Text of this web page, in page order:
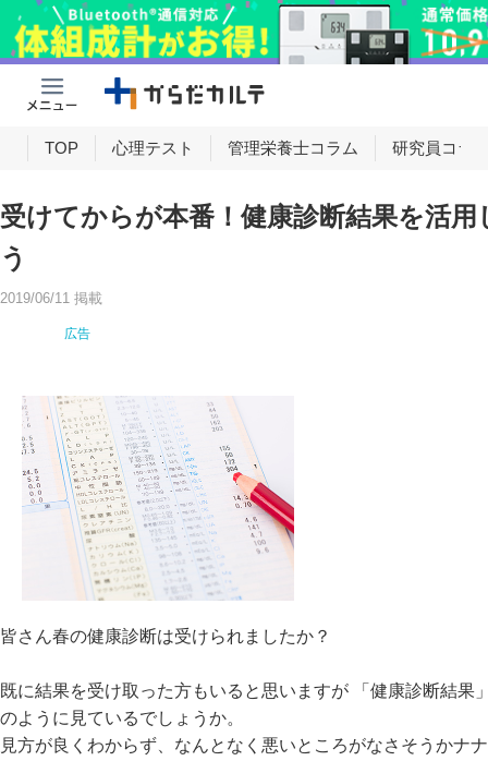
TOP 心理テスト 管理栄養士コラム 研究員コラ
受けてからが本番！健康診断結果を活用
う
2019/06/11 掲載
皆さん春の健康診断は受けられましたか？
既に結果を受け取った方もいると思いますが 「健康診断結果
のように見ているでしょうか。
見方が良くわからず、なんとなく悪いところがなさそうかナ